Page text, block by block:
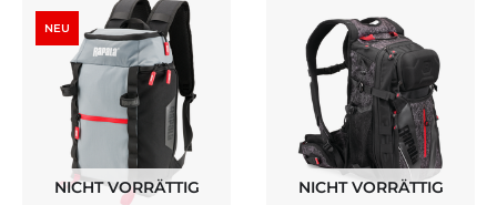
NEU
NICHT VORRÄTTIG
NICHT VORRÄTTIG